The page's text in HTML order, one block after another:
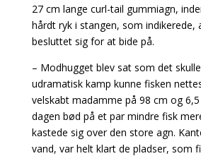
27 cm lange curl-tail gummiagn,
hårdt ryk i stangen, som indikerede,
besluttet sig for at bide på.
– Modhugget blev sat som det
udramatisk kamp kunne fisken
velskabt madamme på 98 cm og
dagen bød på et par mindre fisk
kastede sig over den store agn.
vand, var helt klart de pladser, som